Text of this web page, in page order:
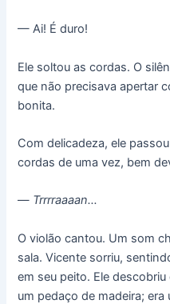
— Ai! É duro!
Ele soltou as cordas. O
que não precisava apertar
bonita.
Com delicadeza, ele
cordas de uma vez, bem
— Trrrraaaan…
O violão cantou. Um som
sala. Vicente sorriu,
em seu peito. Ele
um pedaço de madeira; era